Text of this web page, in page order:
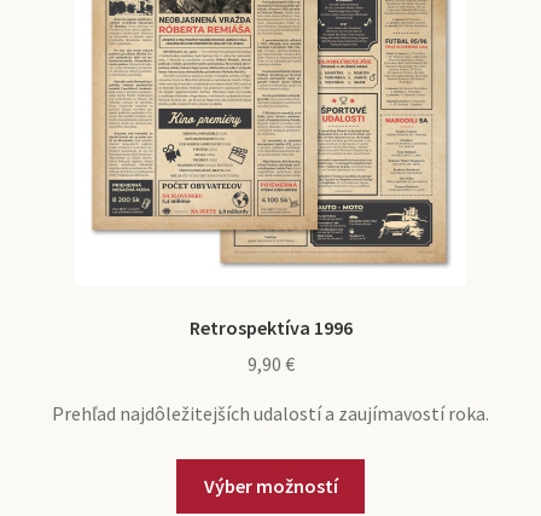
Retrospektíva 1996
9,90 €
Prehľad najdôležitejších udalostí a zaujímavostí roka.
Výber možností